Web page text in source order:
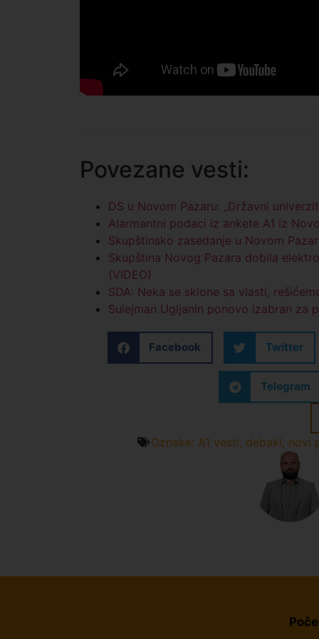
Povezane vesti:
DS u Novom Pazaru: „Državni
Alarmantni podaci iz ankete A1 iz
Skupštinsko zasedanje u Novom
Skupština Novog Pazara dobila
(VIDEO)
SDA: Neka se sklone sa vlasti,
Sulejman Ugljanin ponovo izabran za
Facebook Twitter
Telegram
Oznake: A1 vesti, debakl, novi